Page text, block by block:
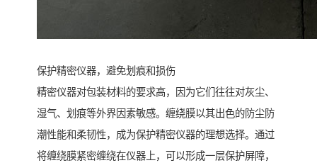
保护精密仪器，避免划痕和损伤
精密仪器对包装材料的要求高，因为它们往往对灰尘、
湿气、划痕等外界因素敏感。缠绕膜以其出色的防尘防
潮性能和柔韧性，成为保护精密仪器的理想选择。通过
将缠绕膜紧密缠绕在仪器上，可以形成一层保护屏障，